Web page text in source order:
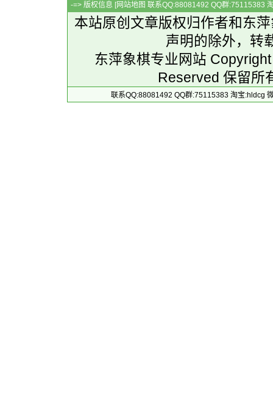
-=> 版权信息 [网站地图 联系QQ:88081492 QQ群:75115383
本站原创文章版权归作者和东
声明的除外，转
东萍象棋专业网站
Reserved 保留所
联系QQ:88081492 QQ群:75115383 淘宝:hldcg